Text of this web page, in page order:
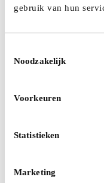
gebruik van hun
Noodzakelijk
Voorkeuren
Statistieken
Marketing